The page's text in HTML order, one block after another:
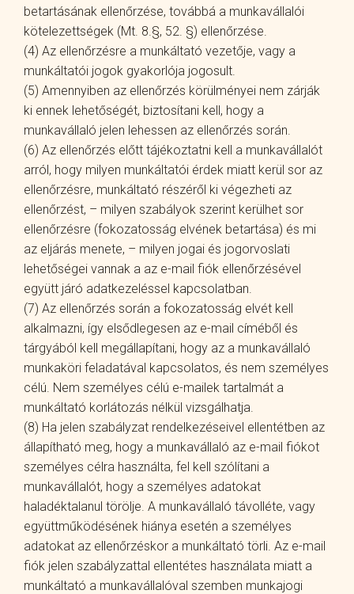
betartásának ellenőrzése, továbbá a munkavállalói
kötelezettségek (Mt. 8.§, 52. §) ellenőrzése.
(4) Az ellenőrzésre a munkáltató vezetője, vagy a
munkáltatói jogok gyakorlója jogosult.
(5) Amennyiben az ellenőrzés körülményei nem zárják
ki ennek lehetőségét, biztosítani kell, hogy a
munkavállaló jelen lehessen az ellenőrzés során.
(6) Az ellenőrzés előtt tájékoztatni kell a munkavállalót
arról, hogy milyen munkáltatói érdek miatt kerül sor az
ellenőrzésre, munkáltató részéről ki végezheti az
ellenőrzést, – milyen szabályok szerint kerülhet sor
ellenőrzésre (fokozatosság elvének betartása) és mi
az eljárás menete, – milyen jogai és jogorvoslati
lehetőségei vannak a az e-mail fiók ellenőrzésével
együtt járó adatkezeléssel kapcsolatban.
(7) Az ellenőrzés során a fokozatosság elvét kell
alkalmazni, így elsődlegesen az e-mail címéből és
tárgyából kell megállapítani, hogy az a munkavállaló
munkaköri feladatával kapcsolatos, és nem személyes
célú. Nem személyes célú e-mailek tartalmát a
munkáltató korlátozás nélkül vizsgálhatja.
(8) Ha jelen szabályzat rendelkezéseivel ellentétben az
állapítható meg, hogy a munkavállaló az e-mail fiókot
személyes célra használta, fel kell szólítani a
munkavállalót, hogy a személyes adatokat
haladéktalanul törölje. A munkavállaló távolléte, vagy
együttműködésének hiánya esetén a személyes
adatokat az ellenőrzéskor a munkáltató törli. Az e-mail
fiók jelen szabályzattal ellentétes használata miatt a
munkáltató a munkavállalóval szemben munkajogi